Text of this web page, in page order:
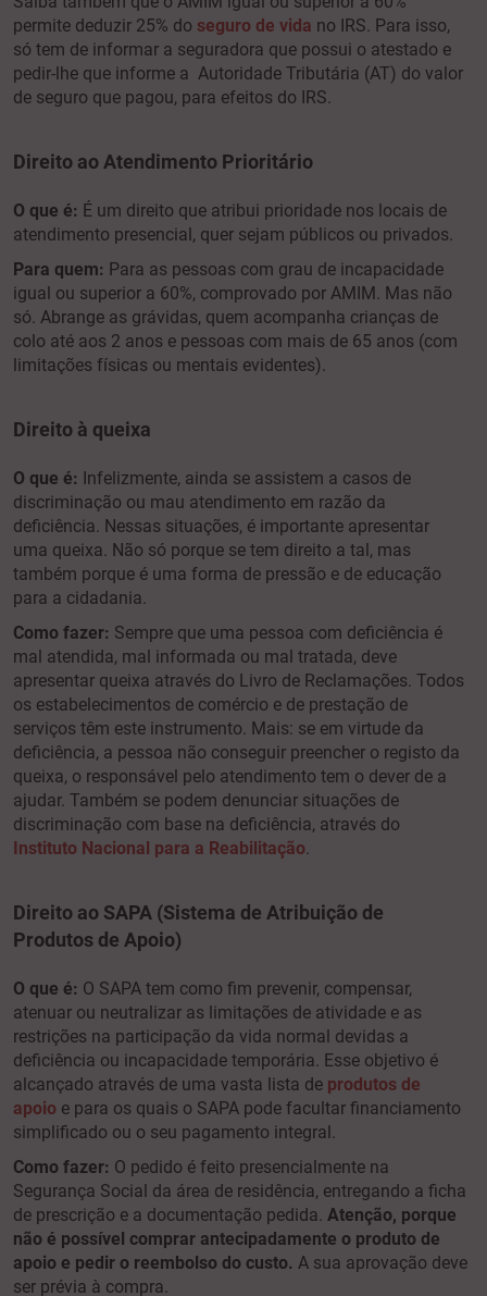
permite deduzir 25% do seguro de vida no IRS. Para isso,
só tem de informar a seguradora que possui o atestado e
pedir-lhe que informe a Autoridade Tributária (AT) do valor
de seguro que pagou, para efeitos do IRS.
Direito ao Atendimento Prioritário
O que é: É um direito que atribui prioridade nos locais de
atendimento presencial, quer sejam públicos ou privados.
Para quem: Para as pessoas com grau de incapacidade
igual ou superior a 60%, comprovado por AMIM. Mas não
só. Abrange as grávidas, quem acompanha crianças de
colo até aos 2 anos e pessoas com mais de 65 anos (com
limitações físicas ou mentais evidentes).
Direito à queixa
O que é: Infelizmente, ainda se assistem a casos de
discriminação ou mau atendimento em razão da
deficiência. Nessas situações, é importante apresentar
uma queixa. Não só porque se tem direito a tal, mas
também porque é uma forma de pressão e de educação
para a cidadania.
Como fazer: Sempre que uma pessoa com deficiência é
mal atendida, mal informada ou mal tratada, deve
apresentar queixa através do Livro de Reclamações. Todos
os estabelecimentos de comércio e de prestação de
serviços têm este instrumento. Mais: se em virtude da
deficiência, a pessoa não conseguir preencher o registo da
queixa, o responsável pelo atendimento tem o dever de a
ajudar. Também se podem denunciar situações de
discriminação com base na deficiência, através do
Instituto Nacional para a Reabilitação.
Direito ao SAPA (Sistema de Atribuição de
Produtos de Apoio)
O que é: O SAPA tem como fim prevenir, compensar,
atenuar ou neutralizar as limitações de atividade e as
restrições na participação da vida normal devidas a
deficiência ou incapacidade temporária. Esse objetivo é
alcançado através de uma vasta lista de produtos de
apoio e para os quais o SAPA pode facultar financiamento
simplificado ou o seu pagamento integral.
Como fazer: O pedido é feito presencialmente na
Segurança Social da área de residência, entregando a ficha
de prescrição e a documentação pedida. Atenção, porque
não é possível comprar antecipadamente o produto de
apoio e pedir o reembolso do custo. A sua aprovação deve
ser prévia à compra.